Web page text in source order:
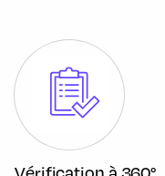
Vérification à 360°